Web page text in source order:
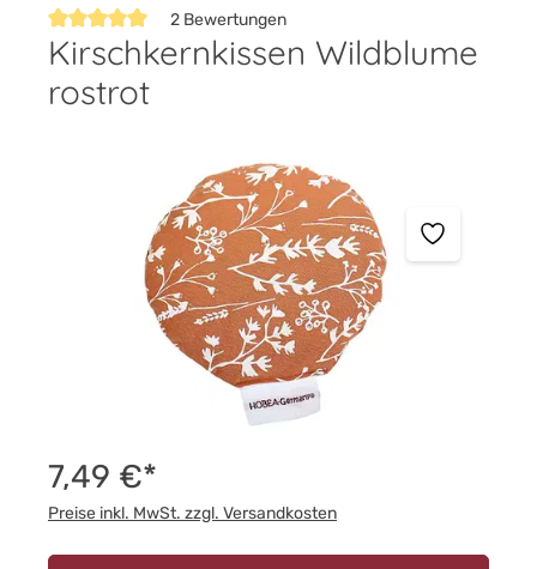
Durchschnittliche Bewertung von 5 von 5 Sternen
2 Bewertungen
Kirschkernkissen Wildblume
rostrot
Bildergalerie überspringen
7,49 €*
Preise inkl. MwSt. zzgl. Versandkosten